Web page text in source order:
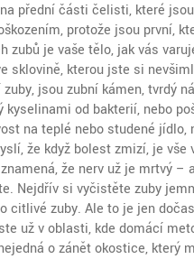
přední části čelisti, které
protože jsou první,
je vaše tělo, jak vás
sklovině, kterou jste si
jsouzubní kámen,tvrdý
kyselinami od bakterií, nebo
na teplé nebo studené
že když bolest zmizí, je
že nerv už je mrtvý –
Nejdřív si vyčistěte zuby
zuby. Ale to je jen
už v oblasti, kde domácí
o zánět okostice, který